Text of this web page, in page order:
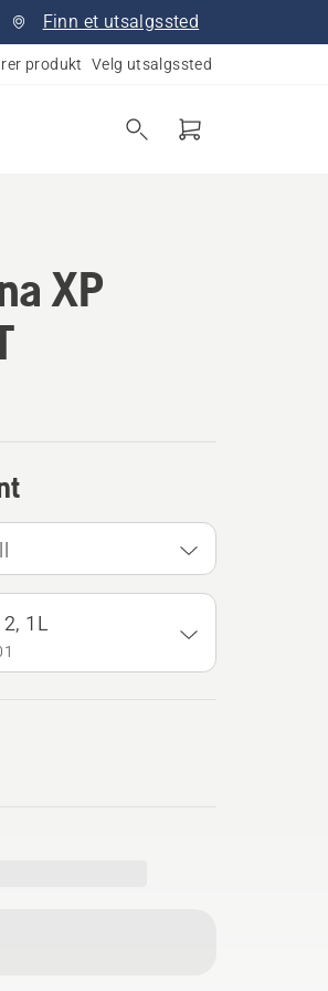
Finn et utsalgssted
produkt Velg utsalgssted
XP
2, 1L